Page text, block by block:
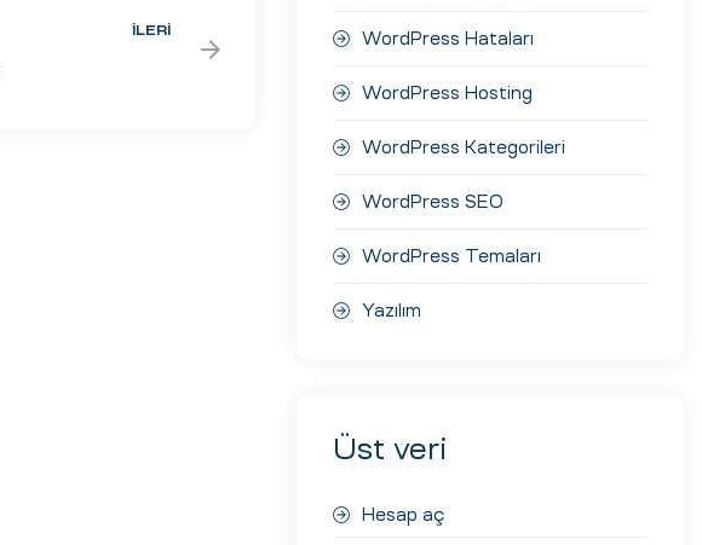
İLERI WordPress Hataları
WordPress Hosting
WordPress Kategorileri
WordPress SEO
WordPress Temaları
Yazılım
Üst veri
Hesap aç